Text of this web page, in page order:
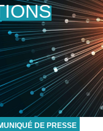
DE PRESSE